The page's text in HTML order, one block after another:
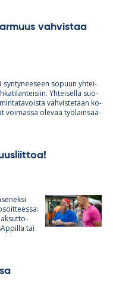
vah­vis­taa
syn­ty­nee­seen so­puun yh­tei­
Yh­tei­sellä suo­
vah­vis­te­taan ko­
voi­massa ole­vaa työ­lain­sää­
tai